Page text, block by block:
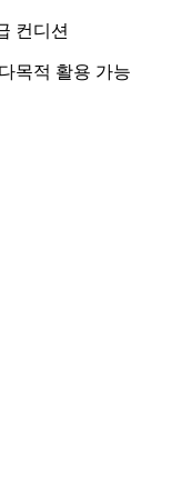
컨디션
목적 활용 가능